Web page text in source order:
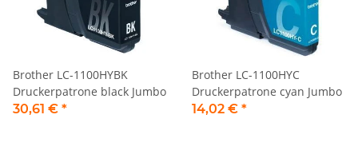
Brother LC-1100HYBK
Druckerpatrone black Jumbo
30,61 € *
Brother LC-1100HYC
Druckerpatrone cyan Jumbo
14,02 € *